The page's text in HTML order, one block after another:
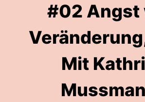
#02 Angst
Mit